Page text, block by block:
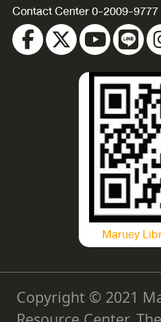
Contact Center 0-2009-9777
Maruey
Copyright © 2021